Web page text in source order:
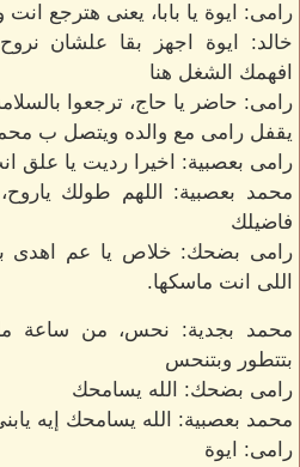
رامى: ايوة يا بابا، يعنى هترجع انت
خالد: ايوة اجهز بقا علشان
افهمك الشغل هنا
رامى: حاضر يا حاج، ترجعوا
يقفل رامى مع والده ويتصل ب
رامى بعصبية: اخيرا رديت يا علق
محمد بعصبية: اللهم طولك
فاضيلك
رامى بضحك: خلاص يا عم اهدى
اللى انت ماسكها.
محمد بجدية: نحس، من ساعة
بتتطور وبتنحس
رامى بضحك: الله يسامحك
محمد بعصبية: الله يسامحك إيه
رامى: ايوة